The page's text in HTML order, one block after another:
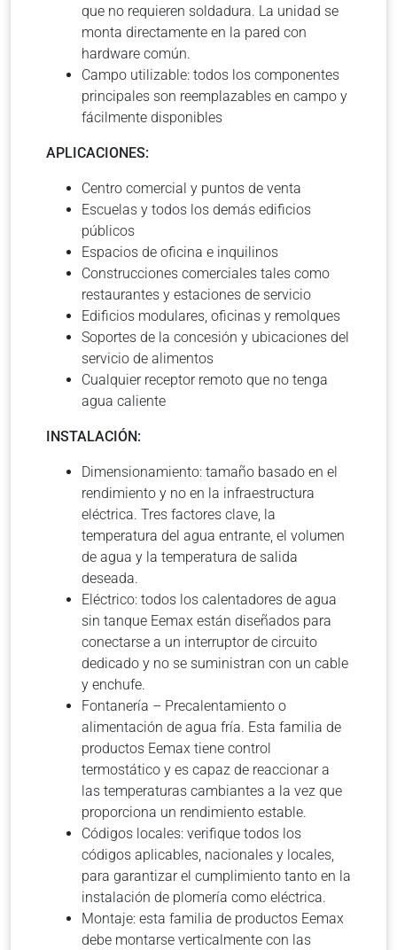
que no requieren soldadura. La unidad se
monta directamente en la pared con
hardware común.
Campo utilizable: todos los componentes
principales son reemplazables en campo y
fácilmente disponibles
APLICACIONES:
Centro comercial y puntos de venta
Escuelas y todos los demás edificios
públicos
Espacios de oficina e inquilinos
Construcciones comerciales tales como
restaurantes y estaciones de servicio
Edificios modulares, oficinas y remolques
Soportes de la concesión y ubicaciones del
servicio de alimentos
Cualquier receptor remoto que no tenga
agua caliente
INSTALACIÓN:
Dimensionamiento: tamaño basado en el
rendimiento y no en la infraestructura
eléctrica. Tres factores clave, la
temperatura del agua entrante, el volumen
de agua y la temperatura de salida
deseada.
Eléctrico: todos los calentadores de agua
sin tanque Eemax están diseñados para
conectarse a un interruptor de circuito
dedicado y no se suministran con un cable
y enchufe.
Fontanería – Precalentamiento o
alimentación de agua fría. Esta familia de
productos Eemax tiene control
termostático y es capaz de reaccionar a
las temperaturas cambiantes a la vez que
proporciona un rendimiento estable.
Códigos locales: verifique todos los
códigos aplicables, nacionales y locales,
para garantizar el cumplimiento tanto en la
instalación de plomería como eléctrica.
Montaje: esta familia de productos Eemax
debe montarse verticalmente con las